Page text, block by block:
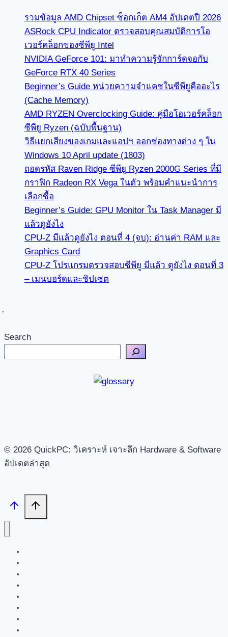
รวมข้อมูล AMD Chipset ซ็อกเก็ต AM4 อัปเดตปี 2026
ASRock CPU Indicator ตรวจสอบคุณสมบัติการโอ
เวอร์คล็อกของซีพียู Intel
NVIDIA GeForce 101: มาทำความรู้จักการ์ดจอกับ
GeForce RTX 40 Series
Beginner’s Guide หน่วยความจำแคชในซีพียูคืออะไร
(Cache Memory)
AMD RYZEN Overclocking Guide: คู่มือโอเวอร์คล็อก
ซีพียู Ryzen (ฉบับพื้นฐาน)
วิธีแยกเสียงของเกมและแอปฯ ออกช่องทางต่าง ๆ ใน
Windows 10 April update (1803)
ถอดรหัส Raven Ridge ซีพียู Ryzen 2000G Series ที่มี
กราฟิก Radeon RX Vega ในตัว พร้อมคำแนะนำการ
เลือกซื้อ
Beginner’s Guide: GPU Monitor ใน Task Manager มี
แล้วดูยังไง
CPU-Z มีแล้วดูยังไง ตอนที่ 4 (จบ): อ่านค่า RAM และ
Graphics Card
CPU-Z โปรแกรมตรวจสอบซีพียู มีแล้ว ดูยังไง ตอนที่ 3
– เมนบอร์ดและชิปเซต
Search
© 2026 QuickPC: วิเคราะห์ เจาะลึก Hardware & Software
อัปเดตล่าสุด